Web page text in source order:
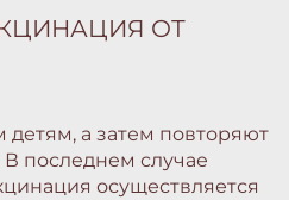
ОТ
а затем повторяют
В последнем случае
осуществляется